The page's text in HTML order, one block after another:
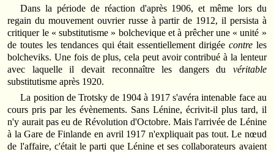
Dans la période de réaction d'après 1906, et même lors du
regain du mouvement ouvrier russe à partir de 1912, il persista à
critiquer le « substitutisme » bolchevique et à prêcher une « unité »
de toutes les tendances qui était essentiellement dirigée contreles
bolcheviks. Une fois de plus, cela peut avoir contribué à la lenteur
avec laquelle il devait reconnaître les dangers du véritable
substitutisme après 1920.
La position de Trotsky de 1904 à 1917 s'avéra intenable face au
cours pris par les évènements. Sans Lénine, écrivit-il plus tard, il
n'y aurait pas eu de Révolution d'Octobre. Mais l'arrivée de Lénine
à la Gare de Finlande en avril 1917 n'expliquait pas tout. Le nœud
de l'affaire, c'était le parti que Lénine et ses collaborateurs avaient